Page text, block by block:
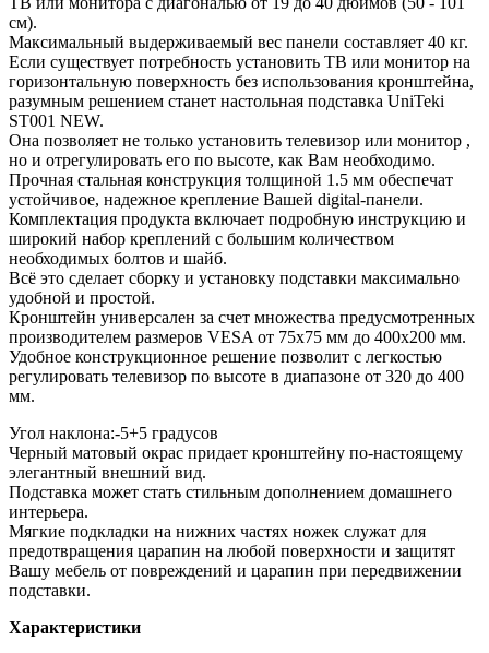
см).
Максимальный выдерживаемый вес панели составляет 40 кг.
Если существует потребность установить ТВ или монитор на
горизонтальную поверхность без использования кронштейна,
разумным решением станет настольная подставка UniTeki
ST001 NEW.
Она позволяет не только установить телевизор или монитор ,
но и отрегулировать его по высоте, как Вам необходимо.
Прочная стальная конструкция толщиной 1.5 мм обеспечат
устойчивое, надежное крепление Вашей digital-панели.
Комплектация продукта включает подробную инструкцию и
широкий набор креплений с большим количеством
необходимых болтов и шайб.
Всё это сделает сборку и установку подставки максимально
удобной и простой.
Кронштейн универсален за счет множества предусмотренных
производителем размеров VESA от 75х75 мм до 400х200 мм.
Удобное конструкционное решение позволит с легкостью
регулировать телевизор по высоте в диапазоне от 320 до 400
мм.
Угол наклона:-5+5 градусов
Черный матовый окрас придает кронштейну по-настоящему
элегантный внешний вид.
Подставка может стать стильным дополнением домашнего
интерьера.
Мягкие подкладки на нижних частях ножек служат для
предотвращения царапин на любой поверхности и защитят
Вашу мебель от повреждений и царапин при передвижении
подставки.
Характеристики